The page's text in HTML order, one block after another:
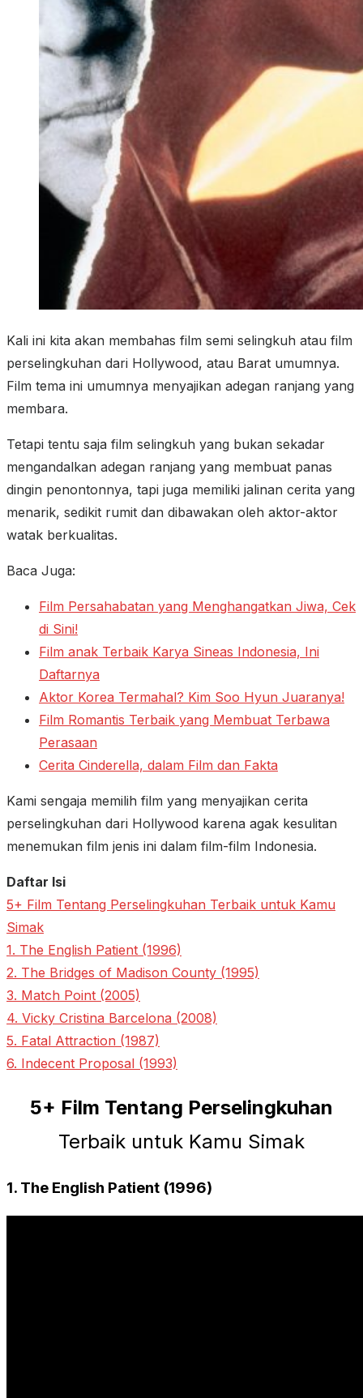
Kali ini kita akan membahas film semi selingkuh atau film
perselingkuhan dari Hollywood, atau Barat umumnya.
Film tema ini umumnya menyajikan adegan ranjang yang
membara.
Tetapi tentu saja film selingkuh yang bukan sekadar
mengandalkan adegan ranjang yang membuat panas
dingin penontonnya, tapi juga memiliki jalinan cerita yang
menarik, sedikit rumit dan dibawakan oleh aktor-aktor
watak berkualitas.
Baca Juga:
Film Persahabatan yang Menghangatkan Jiwa, Cek
di Sini!
Film anak Terbaik Karya Sineas Indonesia, Ini
Daftarnya
Aktor Korea Termahal? Kim Soo Hyun Juaranya!
Film Romantis Terbaik yang Membuat Terbawa
Perasaan
Cerita Cinderella, dalam Film dan Fakta
Kami sengaja memilih film yang menyajikan cerita
perselingkuhan dari Hollywood karena agak kesulitan
menemukan film jenis ini dalam film-film Indonesia.
Daftar Isi
5+ Film Tentang Perselingkuhan Terbaik untuk Kamu
Simak
1. The English Patient (1996)
2. The Bridges of Madison County (1995)
3. Match Point (2005)
4. Vicky Cristina Barcelona (2008)
5. Fatal Attraction (1987)
6. Indecent Proposal (1993)
5+ Film Tentang Perselingkuhan
Terbaik untuk Kamu Simak
1. The English Patient (1996)